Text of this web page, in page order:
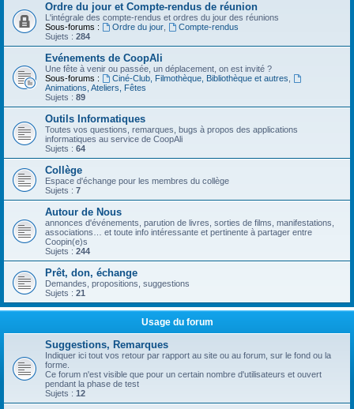
Ordre du jour et Compte-rendus de réunion
L'intégrale des compte-rendus et ordres du jour des réunions
Sous-forums :
Ordre du jour,
Compte-rendus
Sujets : 284
Evénements de CoopAli
Une fête à venir ou passée, un déplacement, on est invité ?
Sous-forums :
Ciné-Club, Filmothèque, Bibliothèque et autres
Animations, Ateliers, Fêtes
Sujets : 89
Outils Informatiques
Toutes vos questions, remarques, bugs à propos des applications
informatiques au service de CoopAli
Sujets : 64
Collège
Espace d'échange pour les membres du collège
Sujets : 7
Autour de Nous
annonces d'événements, parution de livres, sorties de films, manifestations,
associations… et toute info intéressante et pertinente à partager entre
Coopin(e)s
Sujets : 244
Prêt, don, échange
Demandes, propositions, suggestions
Sujets : 21
Usage du forum
Suggestions, Remarques
Indiquer ici tout vos retour par rapport au site ou au forum, sur le fond ou la
forme.
Ce forum n'est visible que pour un certain nombre d'utilisateurs et ouvert
pendant la phase de test
Sujets : 12